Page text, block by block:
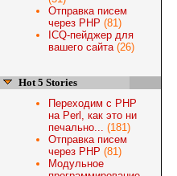
Отправка писем
через PHP (81)
ICQ-пейджер для
вашего сайта(26)
Hot 5 Stories
Переходим с PHP
на Perl, как это ни
печально... (181)
Отправка писем
через PHP (81)
Модульное